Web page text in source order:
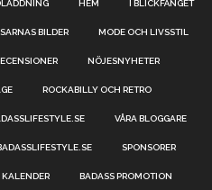
HEM I BLICKFÅNGET
BILDER MODE OCH LIVSSTIL
NÖJESNYHETER
ROCKABILLY OCH RETRO
VÅRA BLOGGARE
SPONSORER
KALENDER BADASS PROMOTION